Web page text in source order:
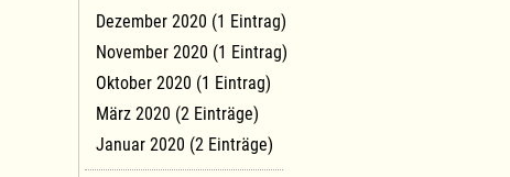
Dezember 2020 (1 Eintrag)
November 2020 (1 Eintrag)
Oktober 2020 (1 Eintrag)
März 2020 (2 Einträge)
Januar 2020 (2 Einträge)